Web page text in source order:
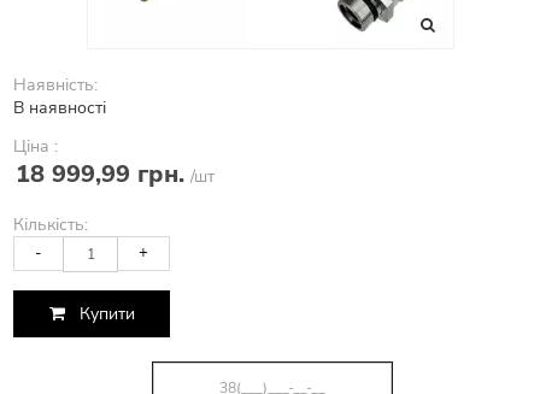
Наявність:
В наявності
Ціна :
18 999,99 грн. /шт
Кількість:
- +
Купити